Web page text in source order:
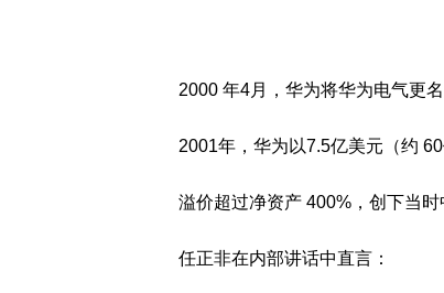
2000 年4月，华为将华为电气更名
2001年，华为以7.5亿美元（约
溢价超过净资产 400%，创下当
任正非在内部讲话中直言：